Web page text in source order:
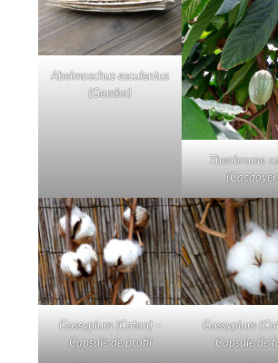
Abelmoschus esculentus
(Gombo)
Theobroma
Gossypium (Coton) –
Capsule de profil
Gossypium
Capsule de